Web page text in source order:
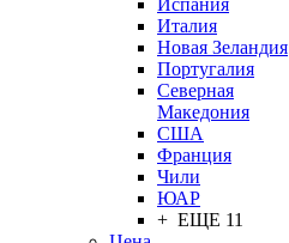
Испания
Италия
Новая Зеландия
Португалия
Северная
Македония
США
Франция
Чили
ЮАР
+ ЕЩЕ 11